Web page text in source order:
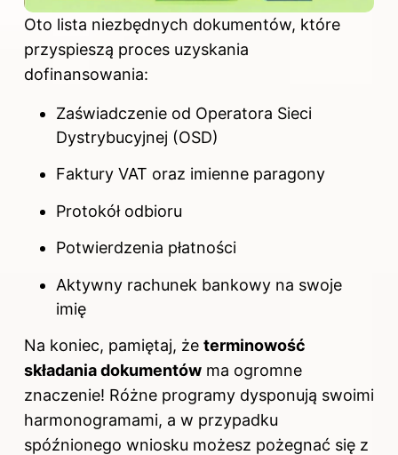
Oto lista niezbędnych dokumentów, które
przyspieszą proces uzyskania
dofinansowania:
Zaświadczenie od Operatora Sieci
Dystrybucyjnej (OSD)
Faktury VAT oraz imienne paragony
Protokół odbioru
Potwierdzenia płatności
Aktywny rachunek bankowy na swoje
imię
Na koniec, pamiętaj, że terminowość
składania dokumentów ma ogromne
znaczenie! Różne programy dysponują swoimi
harmonogramami, a w przypadku
spóźnionego wniosku możesz pożegnać się z